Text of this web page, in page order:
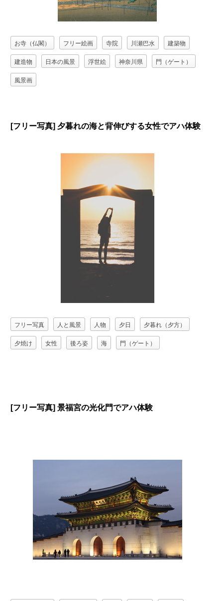
お寺（仏閣） フリー絵画 寺院 川瀬巴水 建築物
建造物 日本の風景 浮世絵 神奈川県 門（ゲート）
風景画
[フリー写真] 夕暮れの海と背伸びする女性でアハ体験
フリー写真 人と風景 人物 夕日 夕暮れ（夕方）
夕焼け 女性 後ろ姿 海 門（ゲート）
[フリー写真] 景福宮の光化門でアハ体験